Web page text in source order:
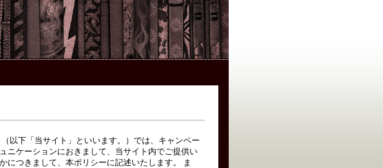
以下「当サイト」といいます。）では、キャンペー
ニケーションにおきまして、当サイト内でご提供い
につきまして、本ポリシーに記述いたします。 ま